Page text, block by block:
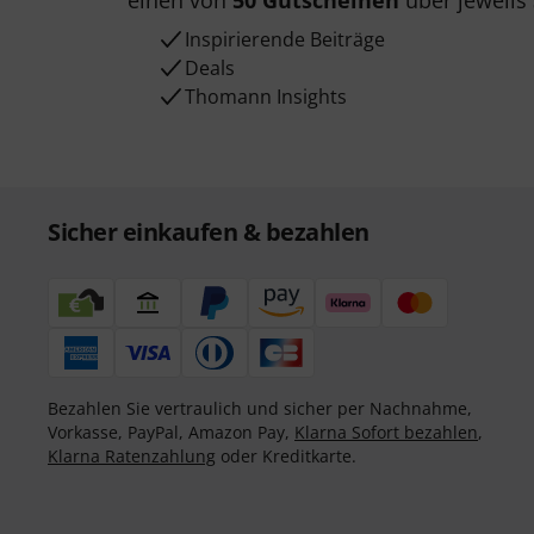
Inspirierende Beiträge
Deals
Thomann Insights
Sicher einkaufen & bezahlen
Bezahlen Sie vertraulich und sicher per Nachnahme,
Vorkasse, PayPal, Amazon Pay, Klarna Sofort bezahlen,
Klarna Ratenzahlung oder Kreditkarte.